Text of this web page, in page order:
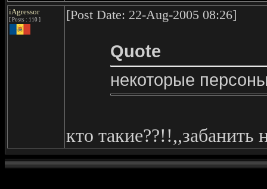
iAgressor
[ Posts : 110 ] [Post Date: 22-Aug-2005 08:26]
Quote
некоторые
кто такие??!!,,забанить